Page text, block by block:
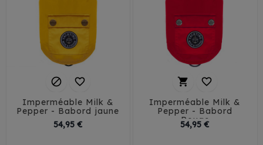
 
Imperméable Milk &
Pepper - Babord jaune
54,95 €Prix
 
Imperméable Milk &
Pepper - Babord
Rouge
54,95 €